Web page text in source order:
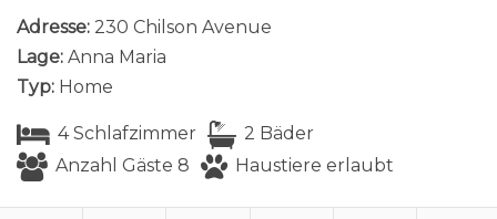
Adresse: 230 Chilson Avenue
Lage: Anna Maria
Typ: Home
4 Schlafzimmer
2 Bäder
Anzahl Gäste 8
Haustiere erlaubt